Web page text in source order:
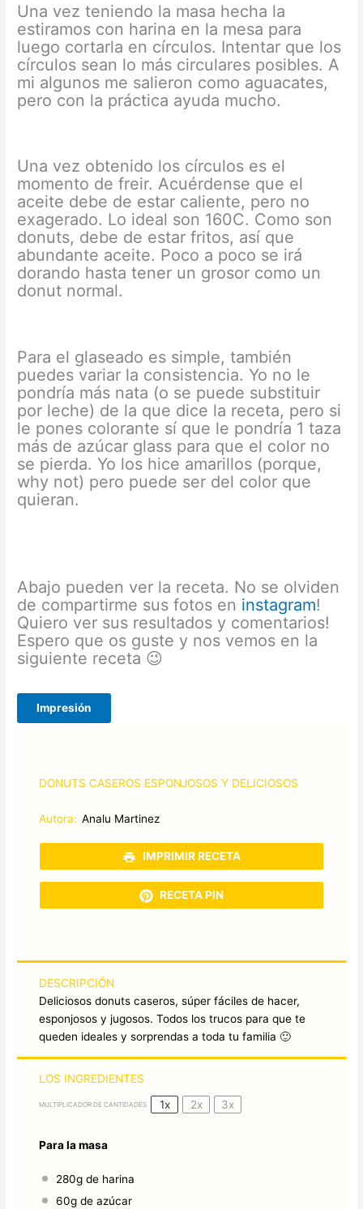
Una vez teniendo la masa hecha la
estiramos con harina en la mesa para
luego cortarla en círculos. Intentar que los
círculos sean lo más circulares posibles. A
mi algunos me salieron como aguacates,
pero con la práctica ayuda mucho.
Una vez obtenido los círculos es el
momento de freir. Acuérdense que el
aceite debe de estar caliente, pero no
exagerado. Lo ideal son 160C. Como son
donuts, debe de estar fritos, así que
abundante aceite. Poco a poco se irá
dorando hasta tener un grosor como un
donut normal.
Para el glaseado es simple, también
puedes variar la consistencia. Yo no le
pondría más nata (o se puede substituir
por leche) de la que dice la receta, pero si
le pones colorante sí que le pondría 1 taza
más de azúcar glass para que el color no
se pierda. Yo los hice amarillos (porque,
why not) pero puede ser del color que
quieran.
Abajo pueden ver la receta. No se olviden
de compartirme sus fotos en instagram!
Quiero ver sus resultados y comentarios!
Espero que os guste y nos vemos en la
siguiente receta 😉
Impresión
DONUTS CASEROS ESPONJOSOS Y DELICIOSOS
Autora: Analu Martinez
IMPRIMIR RECETA
RECETA PIN
DESCRIPCIÓN
Deliciosos donuts caseros, súper fáciles de hacer,
esponjosos y jugosos. Todos los trucos para que te
queden ideales y sorprendas a toda tu familia 🙂
LOS INGREDIENTES
MULTIPLICADOR DE CANTIDADES 1x 2x 3x
Para la masa
280gde harina
60gde azúcar